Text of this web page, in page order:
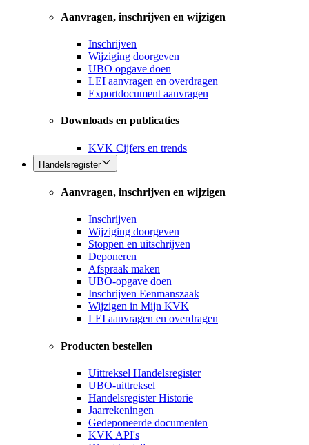
Aanvragen, inschrijven en wijzigen
Inschrijven
Wijziging doorgeven
UBO opgave doen
LEI aanvragen en overdragen
Exportdocument aanvragen
Downloads en publicaties
KVK Cijfers en trends
Handelsregister
Aanvragen, inschrijven en wijzigen
Inschrijven
Wijziging doorgeven
Stoppen en uitschrijven
Deponeren
Afspraak maken
UBO-opgave doen
Inschrijven Eenmanszaak
Wijzigen in Mijn KVK
LEI aanvragen en overdragen
Producten bestellen
Uittreksel Handelsregister
UBO-uittreksel
Handelsregister Historie
Jaarrekeningen
Gedeponeerde documenten
KVK API's